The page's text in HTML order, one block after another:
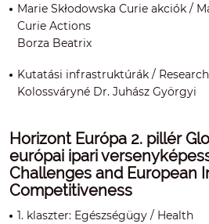
Marie Skłodowska Curie akciók /
Curie Actions
Borza Beatrix
Kutatási infrastruktúrák /
Kolossváryné Dr. Juhász Györgyi
Horizont Európa 2. pillér
európai ipari
Challenges and European
Competitiveness
1. klaszter: Egészségügy / Health